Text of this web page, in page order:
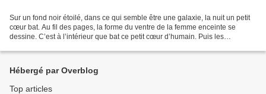
Sur un fond noir étoilé, dans ce qui semble être une galaxie, la nuit un petit
cœur bat. Au fil des pages, la forme du ventre de la femme enceinte se
dessine. C’est à l’intérieur que bat ce petit cœur d’humain. Puis les
Hébergé par Overblog
Top articles